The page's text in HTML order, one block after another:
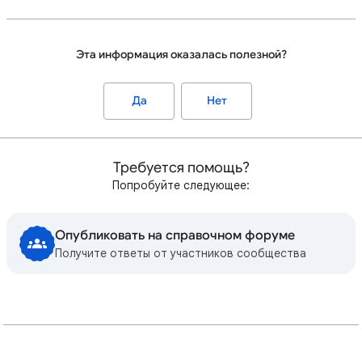
Эта информация оказалась полезной?
Да Нет
Требуется помощь?
Попробуйте следующее:
Опубликовать на справочном форуме
Получите ответы от участников сообщества